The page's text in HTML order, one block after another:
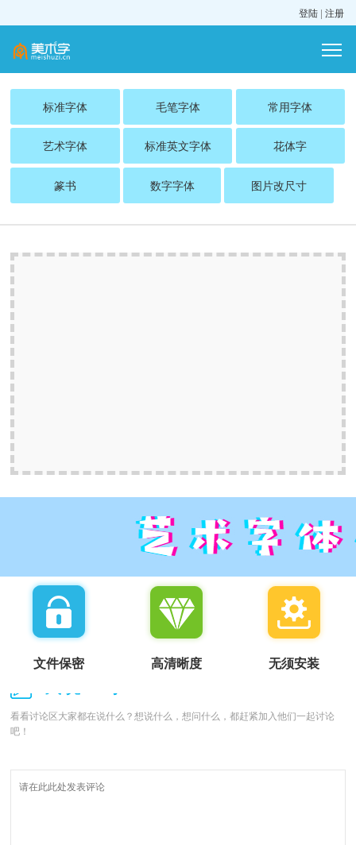
登陆 | 注册
标准字体 毛笔字体 常用字体
艺术字体 标准英文字体 花体字
篆书 数字字体 图片改尺寸
文件保密 高清晰度 无须安装
看看讨论区大家都在说什么？想说什么，想问什么，都赶紧加入他们一起讨论
吧！